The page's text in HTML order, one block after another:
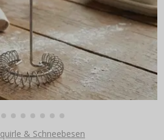
& Schneebesen